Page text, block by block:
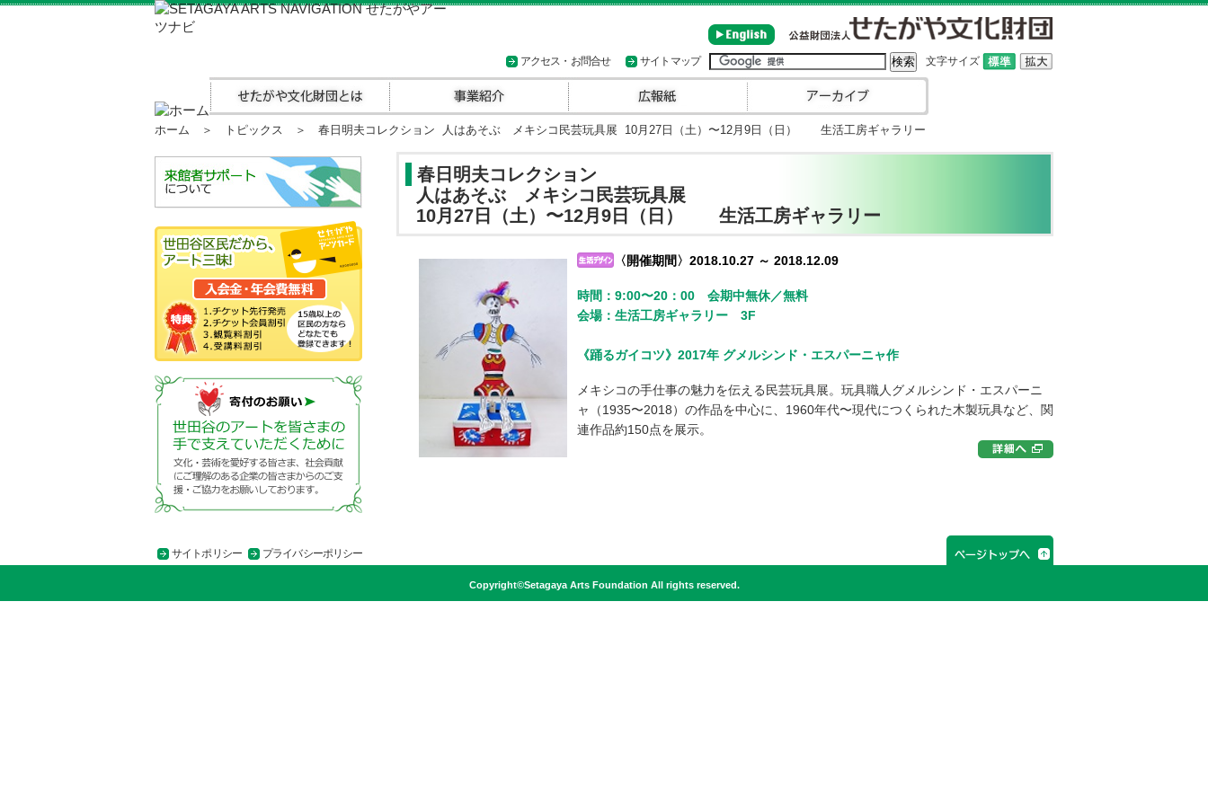
文字サイズ
アクセス・お問合せ サイトマップ
ホーム ＞ トピックス ＞ 春日明夫コレクション 人はあそぶ メキシコ民芸玩具展 10月27日（土）〜12月9日（日） 生活工房ギャラリー
春日明夫コレクション
人はあそぶ メキシコ民芸玩具展
10月27日（土）〜12月9日（日） 生活工房ギャラリー
〈開催期間〉2018.10.27 ～ 2018.12.09
時間：9:00〜20：00 会期中無休／無料
会場：生活工房ギャラリー 3F
《踊るガイコツ》2017年 グメルシンド・エスパーニャ作
メキシコの手仕事の魅力を伝える民芸玩具展。玩具職人グメルシンド・エスパーニ
ャ（1935〜2018）の作品を中心に、1960年代〜現代につくられた木製玩具など、関
連作品約150点を展示。
サイトポリシー プライバシーポリシー
Copyright©Setagaya Arts Foundation All rights reserved.